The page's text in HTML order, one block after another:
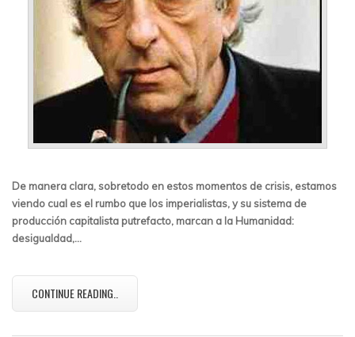
De manera clara, sobretodo en estos momentos de crisis, estamos
viendo cual es el rumbo que los imperialistas, y su sistema de
producción capitalista putrefacto, marcan a la Humanidad:
desigualdad,…
CONTINUE READING..